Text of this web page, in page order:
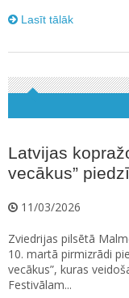
Lasīt tālāk
Latvijas
vecākus”
11/03/2026
Zviedrijas pilsētā
10. martā pirmizrādi
vecākus”, kuras
Festivālam...